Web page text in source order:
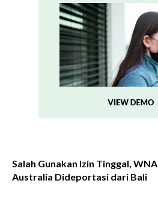
Salah Gunakan Izin Tinggal, WNA
Australia Dideportasi dari Bali